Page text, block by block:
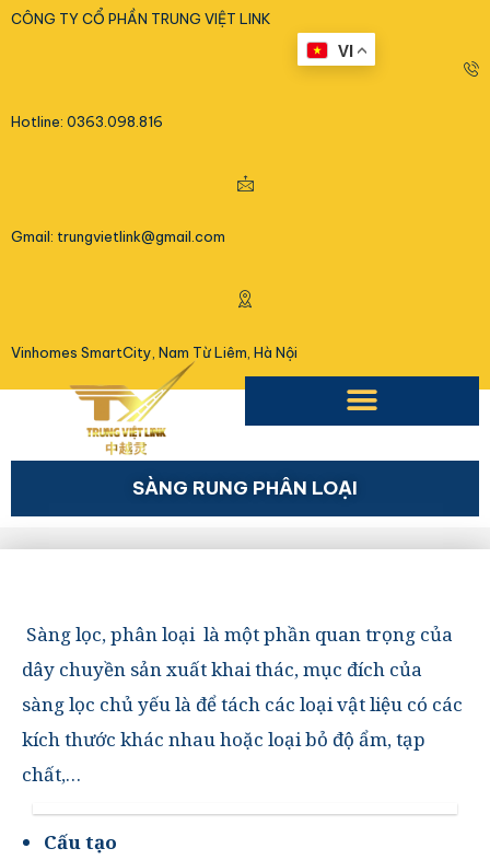
CÔNG TY CỔ PHẦN TRUNG VIỆT LINK
Hotline: 0363.098.816
Gmail: trungvietlink@gmail.com
Vinhomes SmartCity, Nam Từ Liêm, Hà Nội
SÀNG RUNG PHÂN LOẠI
Sàng lọc, phân loại là một phần quan trọng của
dây chuyền sản xuất khai thác, mục đích của
sàng lọc chủ yếu là để tách các loại vật liệu có các
kích thước khác nhau hoặc loại bỏ độ ẩm, tạp
chất,…
Cấu tạo
VI